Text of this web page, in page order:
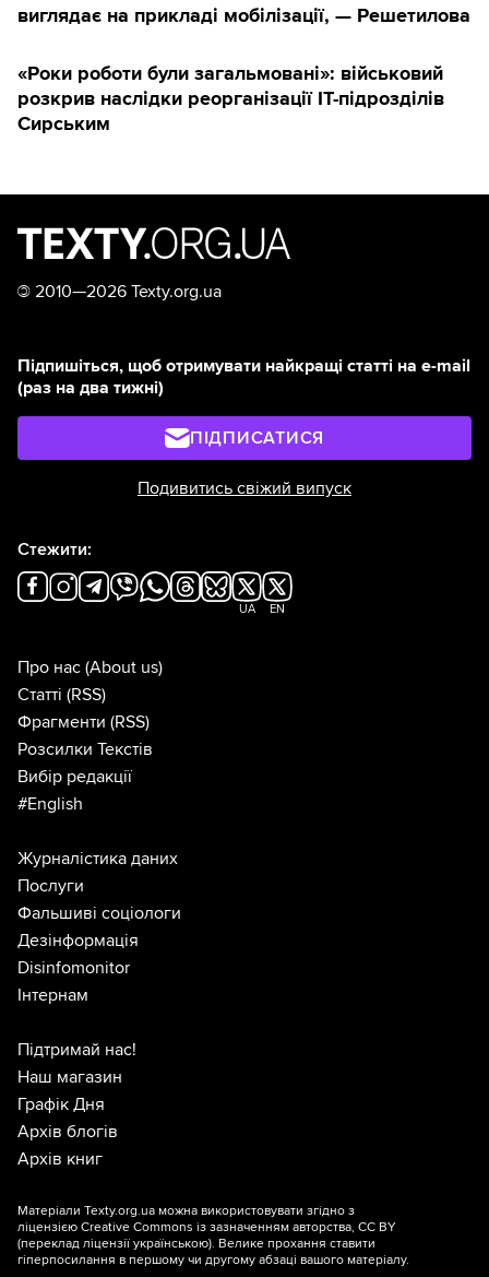
виглядає на прикладі мобілізації, — Решетилова
«Роки роботи були загальмовані»: військовий
розкрив наслідки реорганізації IT-підрозділів
Сирським
© 2010—2026 Texty.org.ua
Підпишіться, щоб отримувати найкращі статті на e-mail
(раз на два тижні)
ПІДПИСАТИСЯ
Подивитись свіжий випуск
Стежити:
UA EN
Про нас (About us)
Статті (RSS)
Фрагменти (RSS)
Розсилки Текстів
Вибір редакції
#English
Журналістика даних
Послуги
Фальшиві соціологи
Дезінформація
Disinfomonitor
Інтернам
Підтримай нас!
Наш магазин
Графік Дня
Архів блогів
Архів книг
Матеріали Texty.org.ua можна використовувати згідно з
ліцензією Creative Commons із зазначенням авторства, CC BY
(переклад ліцензії українською). Велике прохання ставити
гіперпосилання в першому чи другому абзаці вашого матеріалу.